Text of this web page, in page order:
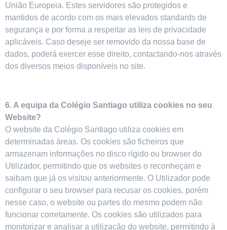
União Europeia. Estes servidores são protegidos e
mantidos de acordo com os mais elevados standards de
segurança e por forma a respeitar as leis de privacidade
aplicáveis. Caso deseje ser removido da nossa base de
dados, poderá exercer esse direito, contactando-nos através
dos diversos meios disponíveis no site.
6. A equipa da Colégio Santiago utiliza cookies no seu
Website?
O website da Colégio Santiago utiliza cookies em
determinadas áreas. Os cookies são ficheiros que
armazenam informações no disco rígido ou browser do
Utilizador, permitindo que os websites o reconheçam e
saibam que já os visitou anteriormente. O Utilizador pode
configurar o seu browser para recusar os cookies, porém
nesse caso, o website ou partes do mesmo podem não
funcionar corretamente. Os cookies são utilizados para
monitorizar e analisar a utilização do website, permitindo à